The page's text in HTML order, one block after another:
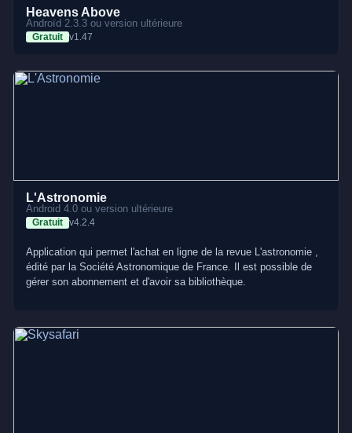
Heavens Above
Androïd 2.3.3 ou version ultérieure
Gratuit v1.47
L'Astronomie
Android 4.0 ou version ultérieure
Gratuit v4.2.4
Application qui permet l'achat en ligne de la revue L'astronomie ,
édité par la Société Astronomique de France. Il est possible de
gérer son abonnement et d'avoir sa bibliothèque.